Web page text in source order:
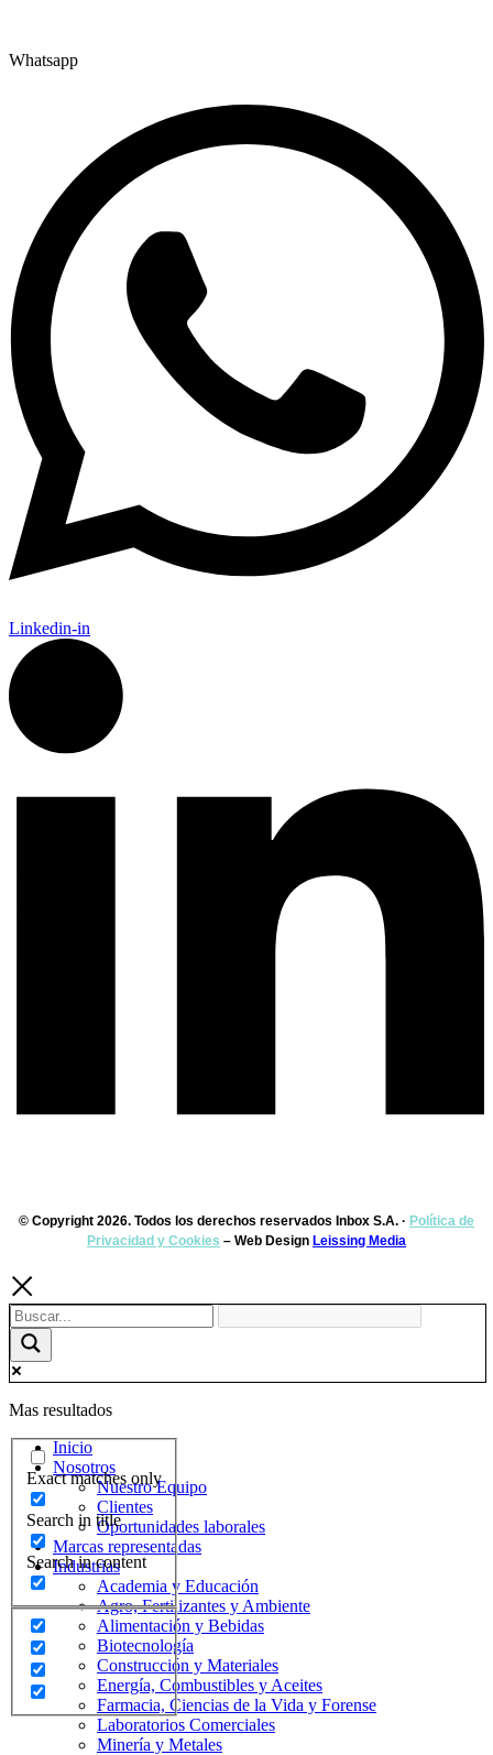
Whatsapp
Linkedin-in
© Copyright 2026. Todos los derechos reservados Inbox S.A. · Política de
Privacidad y Cookies – Web Design Leissing Media
Mas resultados
Exact matches only
Search in title
Search in content
Inicio
Nosotros
Nuestro Equipo
Clientes
Oportunidades laborales
Marcas representadas
Industrias
Academia y Educación
Agro, Fertilizantes y Ambiente
Alimentación y Bebidas
Biotecnología
Construcción y Materiales
Energía, Combustibles y Aceites
Farmacia, Ciencias de la Vida y Forense
Laboratorios Comerciales
Minería y Metales